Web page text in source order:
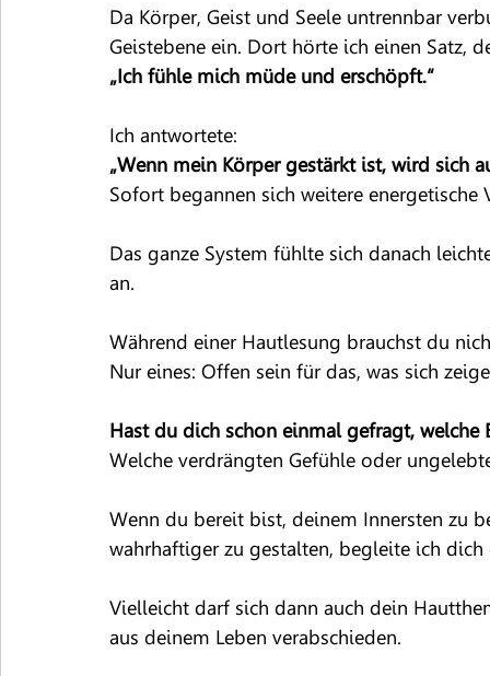
Da Körper, Geist und Seele untrennbar
Geistebene ein. Dort hörte ich einen Satz,
„Ich fühle mich müde und erschöpft.“
Ich antwortete:
„Wenn mein Körper gestärkt ist, wird sich
Sofort begannen sich weitere energetische
Das ganze System fühlte sich danach
an.
Während einer Hautlesung brauchst du
Nur eines: Offen sein für das, was sich
Hast du dich schon einmal gefragt,
Welche verdrängten Gefühle oder
Wenn du bereit bist, deinem Innersten zu
wahrhaftiger zu gestalten, begleite ich
Vielleicht darf sich dann auch dein
aus deinem Leben verabschieden.